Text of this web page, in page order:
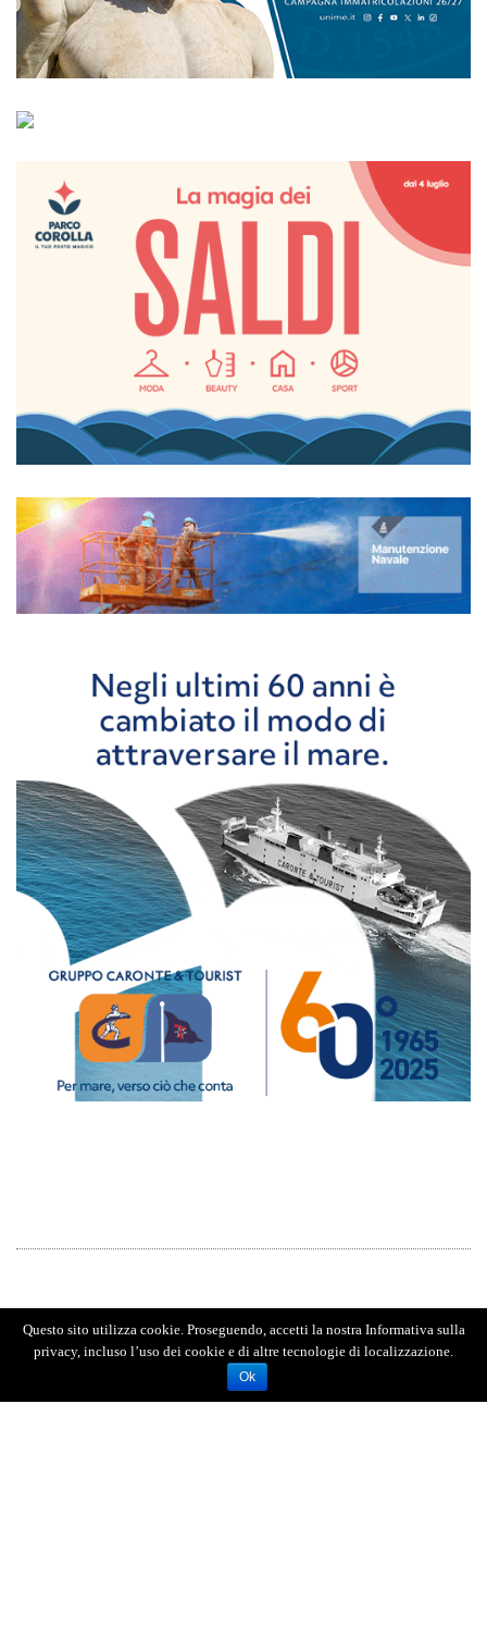
Questo sito utilizza cookie. Proseguendo, accetti la nostra Informativa sulla
privacy, incluso l’uso dei cookie e di altre tecnologie di localizzazione.
Ok